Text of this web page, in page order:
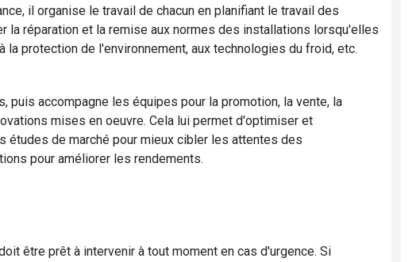
il organise le travail de chacun en planifiant le travail des
la réparation et la remise aux normes des installations lorsqu'elles
protection de l'environnement, aux technologies du froid, etc.
accompagne les équipes pour la promotion, la vente, la
mises en oeuvre. Cela lui permet d'optimiser et
de marché pour mieux cibler les attentes des
pour améliorer les rendements.
être prêt à intervenir à tout moment en cas d'urgence. Si